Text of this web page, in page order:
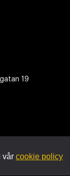
19
vår cookie policy